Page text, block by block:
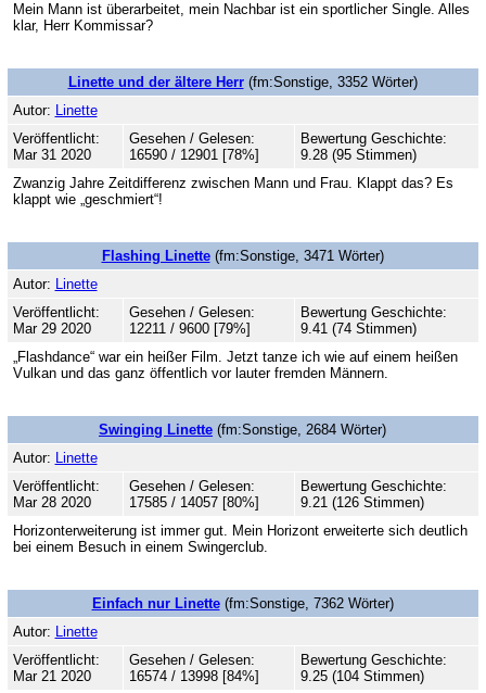
Mein Mann ist überarbeitet, mein Nachbar ist ein sportlicher Single. Alles
klar, Herr Kommissar?
Linette und der ältere Herr(fm:Sonstige, 3352 Wörter)
Autor: Linette
Veröffentlicht:
Mar 31 2020
Gesehen / Gelesen:
16590 / 12901 [78%]
Bewertung Geschichte:
9.28 (95 Stimmen)
Zwanzig Jahre Zeitdifferenz zwischen Mann und Frau. Klappt das? Es
klappt wie „geschmiert“!
Flashing Linette(fm:Sonstige, 3471 Wörter)
Autor: Linette
Veröffentlicht:
Mar 29 2020
Gesehen / Gelesen:
12211 / 9600 [79%]
Bewertung Geschichte:
9.41 (74 Stimmen)
„Flashdance“ war ein heißer Film. Jetzt tanze ich wie auf einem heißen
Vulkan und das ganz öffentlich vor lauter fremden Männern.
Swinging Linette (fm:Sonstige, 2684 Wörter)
Autor: Linette
Veröffentlicht:
Mar 28 2020
Gesehen / Gelesen:
17585 / 14057 [80%]
Bewertung Geschichte:
9.21 (126 Stimmen)
Horizonterweiterung ist immer gut. Mein Horizont erweiterte sich deutlich
bei einem Besuch in einem Swingerclub.
Einfach nur Linette(fm:Sonstige, 7362 Wörter)
Autor: Linette
Veröffentlicht:
Mar 21 2020
Gesehen / Gelesen:
16574 / 13998 [84%]
Bewertung Geschichte:
9.25 (104 Stimmen)